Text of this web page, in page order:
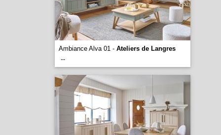
Ambiance Alva 01 - Ateliers de Langres
...